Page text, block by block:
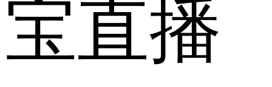
宝直播